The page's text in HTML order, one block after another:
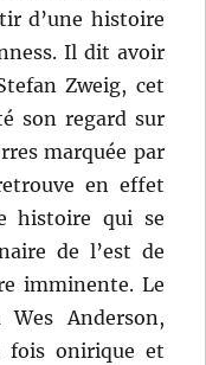
d’une histoire
Il dit avoir
Zweig, cet
son regard sur
marquée par
en effet
histoire qui se
de l’est de
imminente. Le
Anderson,
fois onirique et